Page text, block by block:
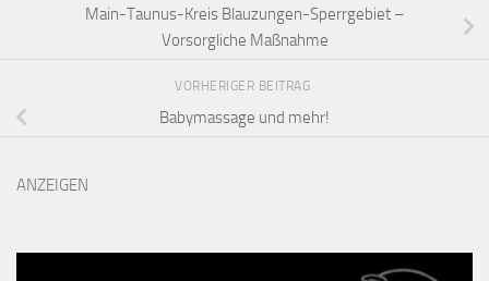
Main-Taunus-Kreis Blauzungen-Sperrgebiet –
Vorsorgliche Maßnahme
VORHERIGER BEITRAG
Babymassage und mehr!
ANZEIGEN